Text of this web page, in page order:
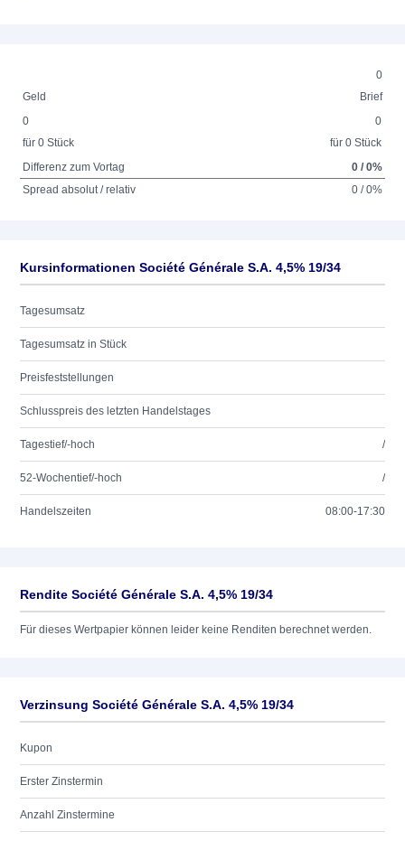
0
Geld
Brief
0
für 0 Stück
0
für 0 Stück
Differenz zum Vortag
0 / 0%
Spread absolut / relativ
0 / 0%
Kursinformationen Société Générale S.A. 4,5% 19/34
Tagesumsatz
Tagesumsatz in Stück
Preisfeststellungen
Schlusspreis des letzten Handelstages
Tagestief/-hoch /
52-Wochentief/-hoch /
Handelszeiten 08:00-17:30
Rendite Société Générale S.A. 4,5% 19/34
Für dieses Wertpapier können leider keine Renditen berechnet werden.
Verzinsung Société Générale S.A. 4,5% 19/34
Kupon
Erster Zinstermin
Anzahl Zinstermine